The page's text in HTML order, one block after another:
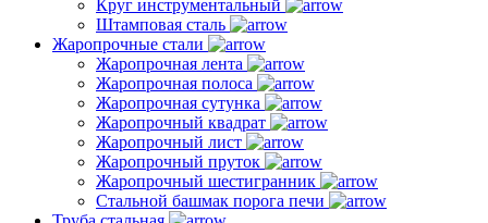
Круг инструментальный
Штамповая сталь
Жаропрочные стали
Жаропрочная лента
Жаропрочная полоса
Жаропрочная сутунка
Жаропрочный квадрат
Жаропрочный лист
Жаропрочный пруток
Жаропрочный шестигранник
Стальной башмак порога печи